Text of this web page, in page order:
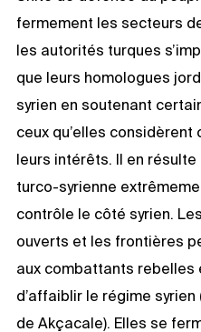
fermement les secteurs
les autorités turques
que leurs homologues
syrien en soutenant
ceux qu’elles
leurs intérêts. Il en
turco-syrienne
contrôle le côté syrien.
ouverts et les frontières
aux combattants rebelles
d’affaiblir le régime syrien
de Akçacale). Elles se